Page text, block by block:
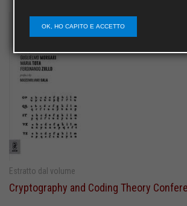
Estratto dal volume
Cryptography and Coding Theory
OK, HO CAPITO E ACCETTO